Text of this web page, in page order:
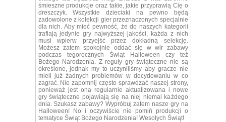
śmieszne produkcje oraz takie, jakie przyprawią Cię o
dreszczyk. Wszystkie dzieciaki na pewno będą
zadowolone z kolekcji gier przeznaczonych specjalnie
dla nich. Aby mieć pewność, że do naszych kategorii
trafiają jedynie gry najwyższej jakości, każda z nich
musi wpierw przyejść przez dokładną selekcję.
Możesz zatem spokojnie oddać się w wir zabawy
podczas tegorocznych Świąt Halloween czy też
Bożego Narodzenia. Z reguły gry świąteczne nie są
określone, jednak my to uczyniliśmy aby gracze nie
mieli już żadnych problemów w decydowaniu w co
zagrać. Nie zapomnij często sprawdzać naszej strony,
ponieważ jest ona regularnie aktualizowana i nowe
gry świąteczne pojawiają się na niej niemal każdego
dnia. Szukasz zabawy? Wypróbuj zatem nasze gry na
Halloween! No i oczywiście nie pomiń produkcji o
tematyce Świąt Bożego Narodzenia! Wesołych Świąt!